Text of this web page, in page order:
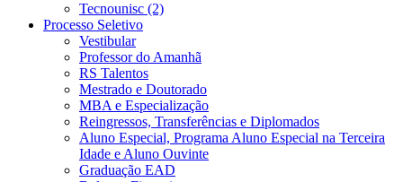
Tecnounisc (2)
Processo Seletivo
Vestibular
Professor do Amanhã
RS Talentos
Mestrado e Doutorado
MBA e Especialização
Reingressos, Transferências e Diplomados
Aluno Especial, Programa Aluno Especial na Terceira
Idade e Aluno Ouvinte
Graduação EAD